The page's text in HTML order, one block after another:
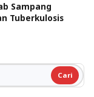
Sampang
Tuberkulosis